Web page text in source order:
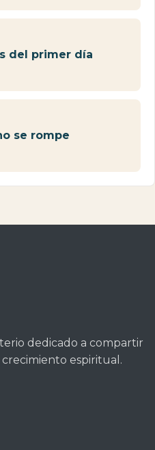
del primer día
se rompe
dedicado a compartir
crecimiento espiritual.